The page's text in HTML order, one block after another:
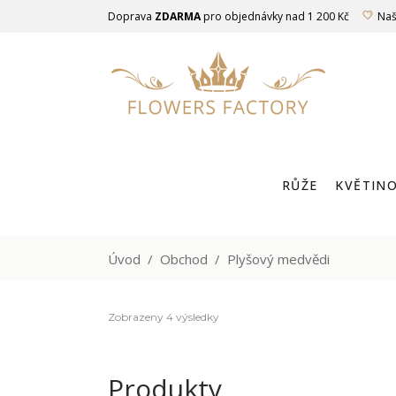
Doprava ZDARMApro objednávky nad 1 200 Kč
RŮŽE
Úvod / Obchod / Plyšový medvědi
Zobrazeny 4 výsledky
Produkty